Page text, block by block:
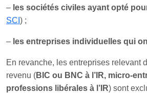
– les sociétés civiles ayant opté
SCI ) ;
– les entreprises individuelles qui
En revanche, les entreprises relevant
revenu (BIC ou BNC à l’IR,
professions libérales à l’IR) sont